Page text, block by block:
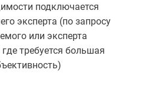
подключается
эксперта (по запросу
или эксперта
где требуется большая